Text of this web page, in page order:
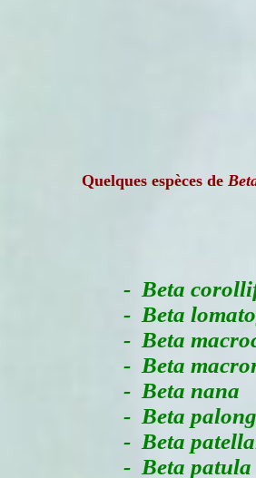
Quelques espèces de
- Beta
- Beta
- Beta
- Beta
- Beta nana
- Beta
- Beta
- Beta patula